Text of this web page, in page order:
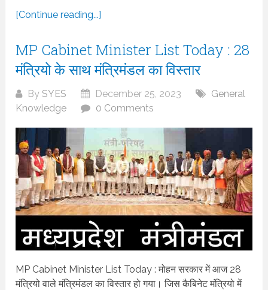
[Continue reading...]
MP Cabinet Minister List Today : 28
मंत्रियो के साथ मंत्रिमंडल का विस्तार
BySYES December 25, 2023
General
Knowledge
0 Comments
MP Cabinet Minister List Today : मोहन सरकार में आज 28
मंत्रियो वाले मंत्रिमंडल का विस्तार हो गया। जिस कैबिनेट मंत्रियो में